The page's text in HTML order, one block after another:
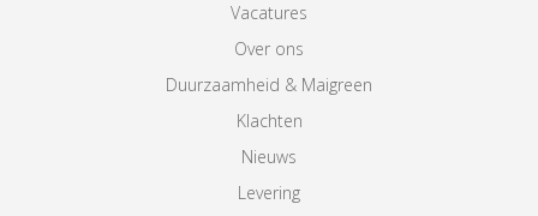
Vacatures
Over ons
Duurzaamheid & Maigreen
Klachten
Nieuws
Levering